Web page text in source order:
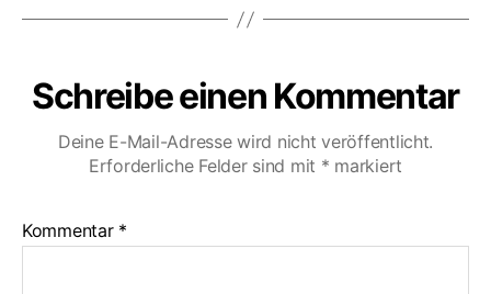
Schreibe einen Kommentar
Deine E-Mail-Adresse wird nicht veröffentlicht.
Erforderliche Felder sind mit * markiert
Kommentar *